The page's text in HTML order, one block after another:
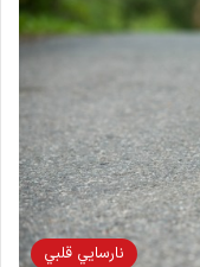
نارسايي قلبي